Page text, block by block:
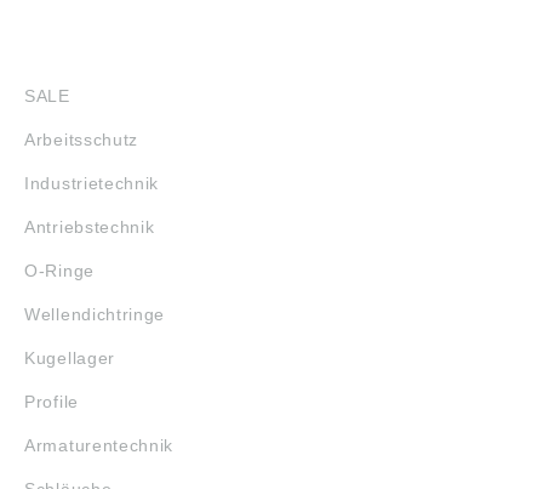
SALE
Arbeitsschutz
Industrietechnik
Antriebstechnik
O-Ringe
Wellendichtringe
Kugellager
Profile
Armaturentechnik